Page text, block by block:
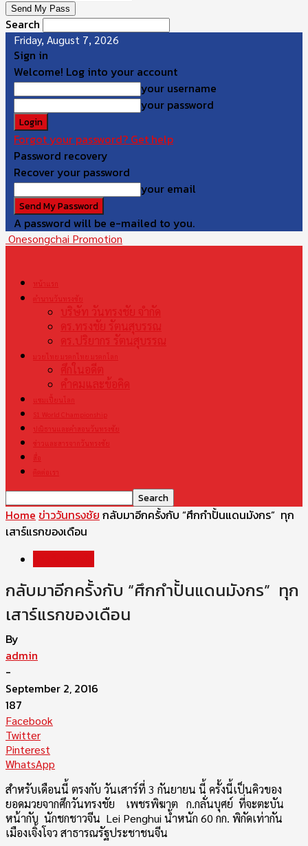
Search
Friday, August 7, 2026
Sign in
Welcome! Log into your account
your username
your password
Forgot your password? Get help
Password recovery
Recover your password
your email
A password will be e-mailed to you.
Onesongchai Promotion
หน้าแรก
ตำนานวันทรงชัย
บริษัท วันทรงชัย จำกัด
ดร.ทรงชัย รัตนสุบรรณ
ดร.ปริยากร รัตนสุบรรณ
มวยไทย มรดกไทย มรดกโลก
ศึกในอดีต
คำคมและข้อคิด
แชมเปี้ยนโลก
S1 World Championship
ปณิธานและคำสอนวันทรงชัย
ข่าวและสารจากวันทรงชัย
สื่อ
ติดต่อเรา
Home ข่าววันทรงชัย กลับมาอีกครั้งกับ “ศึกกำปั้นแดนมังกร” ทุก
เสาร์แรกของเดือน
กลับมาอีกครั้งกับ “ศึกกำปั้นแดนมังกร” ทุก
เสาร์แรกของเดือน
By
admin
-
September 2, 2016
187
Facebook
Twitter
Pinterest
WhatsApp
สำหรับเดือนนี้ ตรงกับ วันเสาร์ที่ 3 กันยายน นี้ ครั้งนี้เป็นคิวของ
ยอดมวยจากศึกวันทรงชัย เพชรพิฆาต ก.กลั่นบุศย์ ที่จะตะบัน
หน้ากับ นักชกชาวจีน Lei Penghui น้ำหนัก 60 กก. พิกัดเท่ากัน
เมืองเจิ้งโจว สาธารณรัฐประชาชนจีน